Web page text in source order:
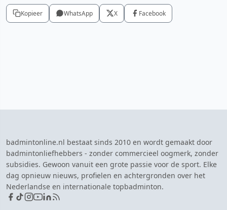
Kopieer WhatsApp X Facebook
badmintonline.nl bestaat sinds 2010 en wordt gemaakt door
badmintonliefhebbers - zonder commercieel oogmerk, zonder
subsidies. Gewoon vanuit een grote passie voor de sport. Elke
dag opnieuw nieuws, profielen en achtergronden over het
Nederlandse en internationale topbadminton.